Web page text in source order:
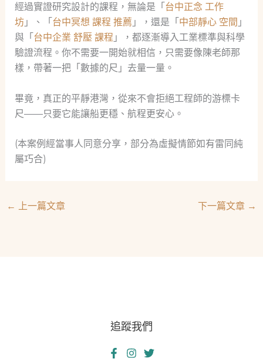
經過實證研究設計的課程，無論是「 台中正念 工作
坊」、「 台中冥想 課程 推薦 」，還是「 中部靜心 空間 」
與「 台中企業 舒壓 課程 」，都逐漸導入工業標準與科學
驗證流程。你不需要一開始就相信，只需要像陳老師那
樣，帶著一把「數據的尺」去量一量。
畢竟，真正的平靜港灣，從來不會拒絕工程師的游標卡
尺——只要它能讓船更穩、航程更安心。
(本案例經當事人同意分享，部分為虛擬情節如有雷同純
屬巧合)
← 上一篇文章 下一篇文章 →
追蹤我們